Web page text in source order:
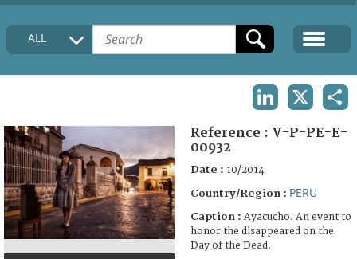
HOME
COLLECTIONS DESCRIPTION
FAQ
ALL
Reference : V-P-PE-E-
00932
Date : 10/2014
Country/Region : PERU
Caption : Ayacucho. An event to
honor the disappeared on the
Day of the Dead.